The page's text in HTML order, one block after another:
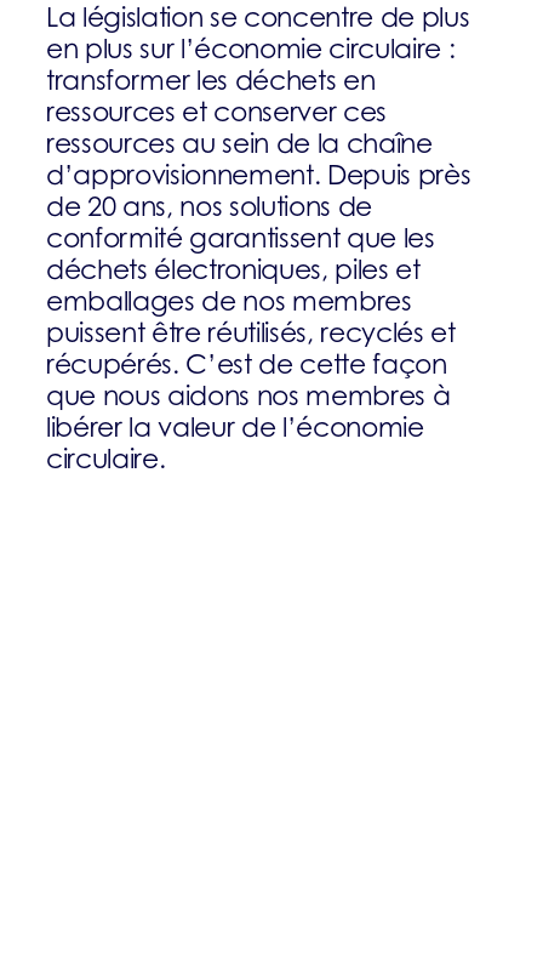
La législation se concentre de plus
en plus sur l’économie circulaire :
transformer les déchets en
ressources et conserver ces
ressources au sein de la chaîne
d’approvisionnement. Depuis près
de 20 ans, nos solutions de
conformité garantissent que les
déchets électroniques, piles et
emballages de nos membres
puissent être réutilisés, recyclés et
récupérés. C’est de cette façon
que nous aidons nos membres à
libérer la valeur de l’économie
circulaire.